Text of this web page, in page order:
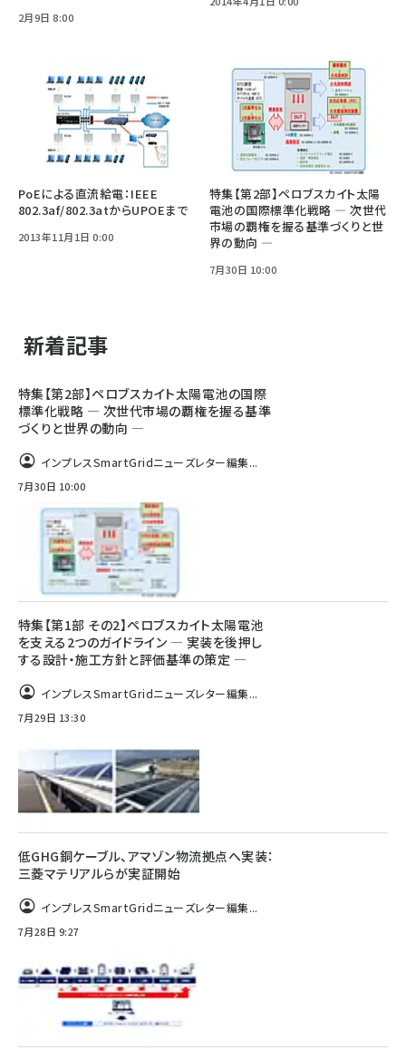
2月9日 8:00
PoEによる直流給電：IEEE
802.3af/802.3atからUPOEまで
2013年11月1日 0:00
特集【第2部】ペロブスカイト太陽
電池の国際標準化戦略 ― 次世代
市場の覇権を握る基準づくりと世
界の動向 ―
7月30日 10:00
新着記事
特集【第2部】ペロブスカイト太陽電池の国際
標準化戦略 ― 次世代市場の覇権を握る基準
づくりと世界の動向 ―
インプレスSmartGridニューズレター編集...
7月30日 10:00
特集【第1部 その2】ペロブスカイト太陽電池
を支える2つのガイドライン ― 実装を後押し
する設計・施工方針と評価基準の策定 ―
インプレスSmartGridニューズレター編集...
7月29日 13:30
低GHG銅ケーブル、アマゾン物流拠点へ実装：
三菱マテリアルらが実証開始
インプレスSmartGridニューズレター編集...
7月28日 9:27